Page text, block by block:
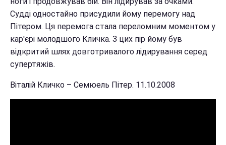
Судді одностайно присудили йому перемогу над
Пітером. Ця перемога стала переломним моментом у
кар'єрі молодшого Кличка. З цих пір йому був
відкритий шлях довготривалого лідирування серед
супертяжів.
Віталій Кличко – Семюель Пітер. 11.10.2008